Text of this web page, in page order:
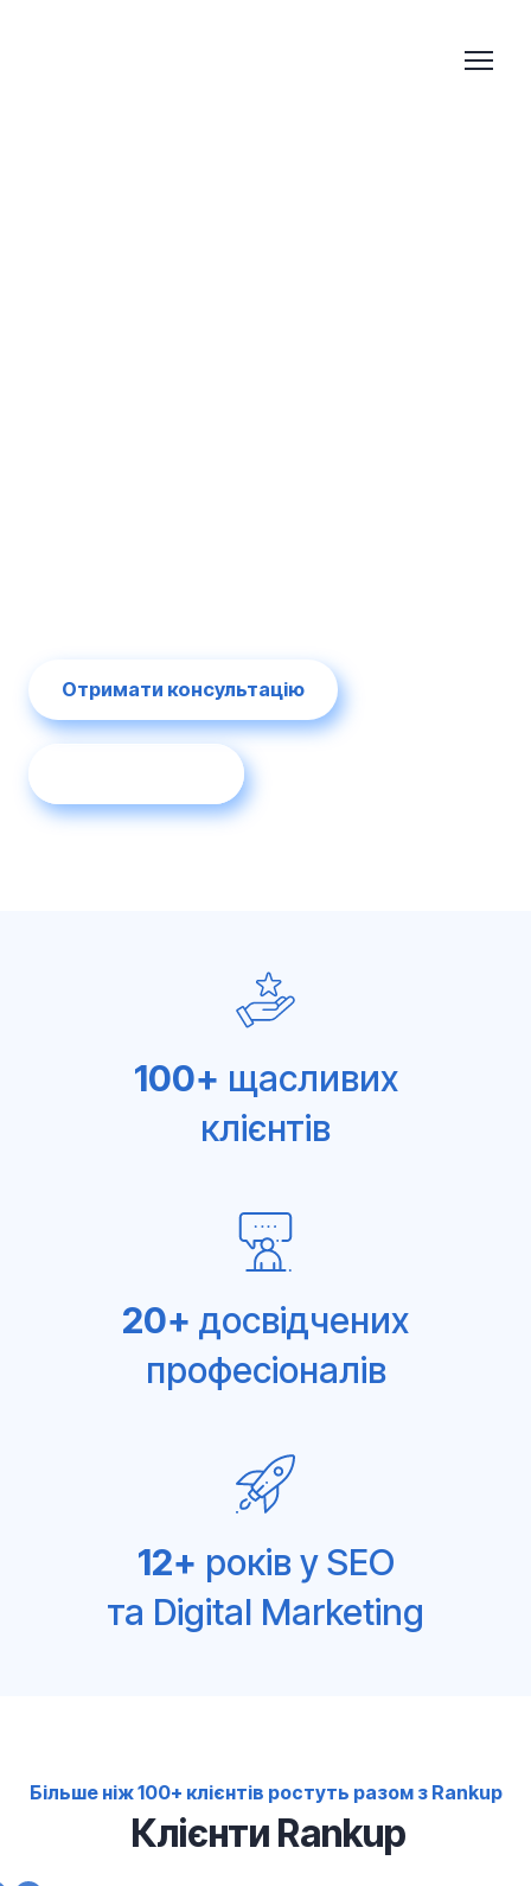
Отримати консультацію
100+ щасливих
клієнтів
20+ досвідчених
професіоналів
12+ років у SEO
та Digital Marketing
Більше ніж 100+ клієнтів ростуть разом з Rankup
Клієнти Rankup